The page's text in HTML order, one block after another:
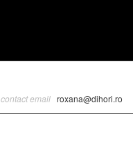
contact email roxana@dihori.ro